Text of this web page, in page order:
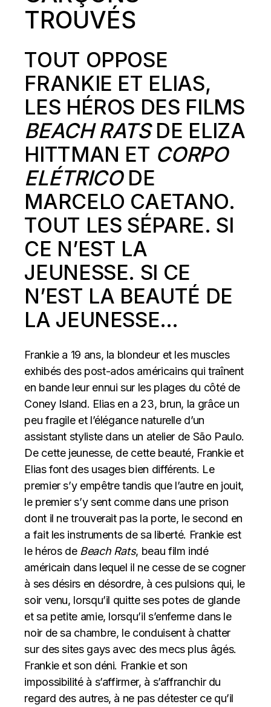
TROUVÉS
TOUT OPPOSE
FRANKIE ET ELIAS,
LES HÉROS DES FILMS
BEACH RATSDE ELIZA
HITTMAN ET CORPO
ELÉTRICODE
MARCELO CAETANO.
TOUT LES SÉPARE. SI
CE N’EST LA
JEUNESSE. SI CE
N’EST LA BEAUTÉ DE
LA JEUNESSE…
Frankie a 19 ans, la blondeur et les muscles
exhibés des post-ados américains qui traînent
en bande leur ennui sur les plages du côté de
Coney Island. Elias en a 23, brun, la grâce un
peu fragile et l’élégance naturelle d’un
assistant styliste dans un atelier de São Paulo.
De cette jeunesse, de cette beauté, Frankie et
Elias font des usages bien différents. Le
premier s’y empêtre tandis que l’autre en jouit,
le premier s’y sent comme dans une prison
dont il ne trouverait pas la porte, le second en
a fait les instruments de sa liberté. Frankie est
le héros de Beach Rats, beau film indé
américain dans lequel il ne cesse de se cogner
à ses désirs en désordre, à ces pulsions qui, le
soir venu, lorsqu’il quitte ses potes de glande
et sa petite amie, lorsqu’il s’enferme dans le
noir de sa chambre, le conduisent à chatter
sur des sites gays avec des mecs plus âgés.
Frankie et son déni. Frankie et son
impossibilité à s’affirmer, à s’affranchir du
regard des autres, à ne pas détester ce qu’il